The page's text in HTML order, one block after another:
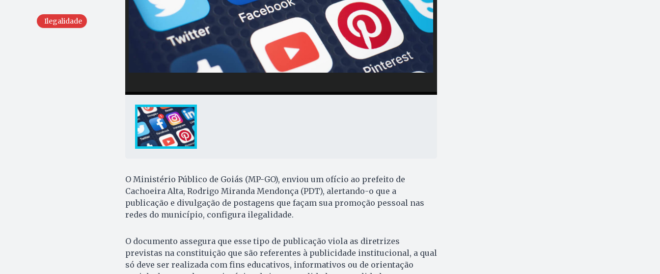
Ilegalidade
O Ministério Público de Goiás (MP-GO), enviou um ofício ao prefeito de
Cachoeira Alta, Rodrigo Miranda Mendonça (PDT), alertando-o que a
publicação e divulgação de postagens que façam sua promoção pessoal nas
redes do município, configura ilegalidade.
O documento assegura que esse tipo de publicação viola as diretrizes
previstas na constituição que são referentes à publicidade institucional, a qual
só deve ser realizada com fins educativos, informativos ou de orientação